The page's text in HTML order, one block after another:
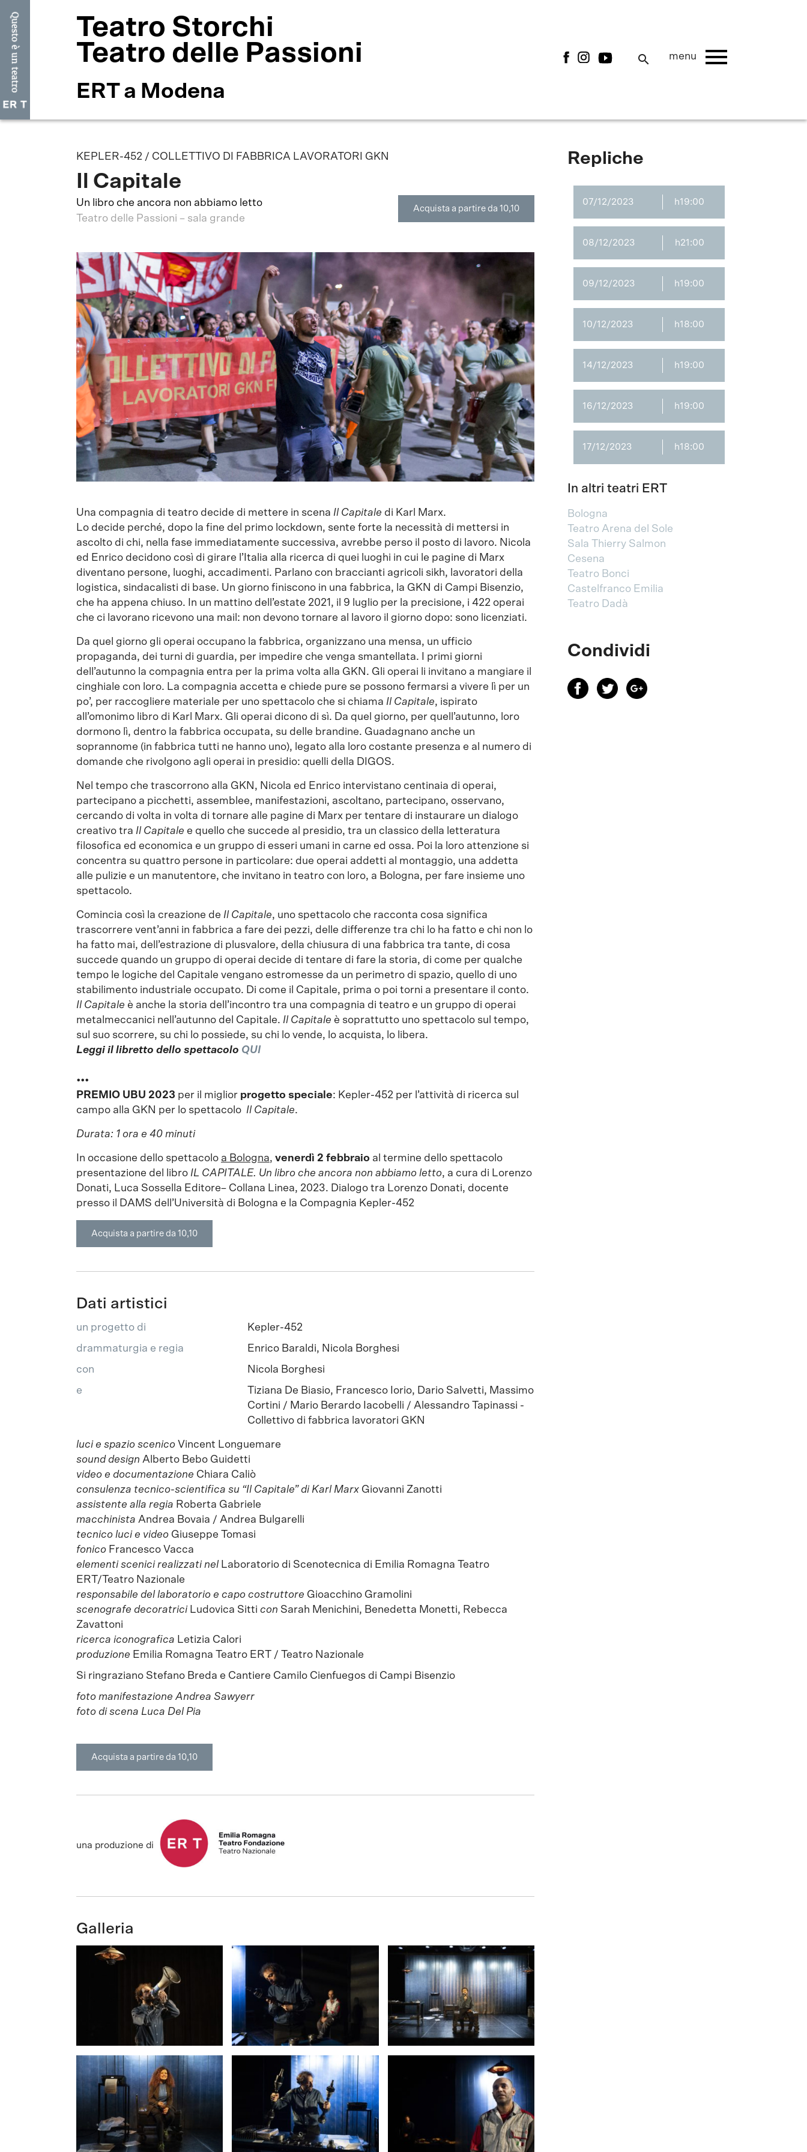
Teatro Storchi
Teatro delle Passioni
ERT a Modena
search menu menu
KEPLER-452 / COLLETTIVO DI FABBRICA LAVORATORI GKN
Il Capitale
Un libro che ancora non abbiamo letto
Teatro delle Passioni – sala grande
Acquista a partire da 10,10
Una compagnia di teatro decide di mettere in scena Il Capitale di Karl Marx.
Lo decide perché, dopo la fine del primo lockdown, sente forte la necessità di mettersi in
ascolto di chi, nella fase immediatamente successiva, avrebbe perso il posto di lavoro. Nicola
ed Enrico decidono così di girare l’Italia alla ricerca di quei luoghi in cui le pagine di Marx
diventano persone, luoghi, accadimenti. Parlano con braccianti agricoli sikh, lavoratori della
logistica, sindacalisti di base. Un giorno finiscono in una fabbrica, la GKN di Campi Bisenzio,
che ha appena chiuso. In un mattino dell’estate 2021, il 9 luglio per la precisione, i 422 operai
che ci lavorano ricevono una mail: non devono tornare al lavoro il giorno dopo: sono licenziati.
Da quel giorno gli operai occupano la fabbrica, organizzano una mensa, un ufficio
propaganda, dei turni di guardia, per impedire che venga smantellata. I primi giorni
dell’autunno la compagnia entra per la prima volta alla GKN. Gli operai li invitano a mangiare il
cinghiale con loro. La compagnia accetta e chiede pure se possono fermarsi a vivere lì per un
po’, per raccogliere materiale per uno spettacolo che si chiama Il Capitale, ispirato
all’omonimo libro di Karl Marx. Gli operai dicono di sì. Da quel giorno, per quell’autunno, loro
dormono lì, dentro la fabbrica occupata, su delle brandine. Guadagnano anche un
soprannome (in fabbrica tutti ne hanno uno), legato alla loro costante presenza e al numero di
domande che rivolgono agli operai in presidio: quelli della DIGOS.
Nel tempo che trascorrono alla GKN, Nicola ed Enrico intervistano centinaia di operai,
partecipano a picchetti, assemblee, manifestazioni, ascoltano, partecipano, osservano,
cercando di volta in volta di tornare alle pagine di Marx per tentare di instaurare un dialogo
creativo tra Il Capitale e quello che succede al presidio, tra un classico della letteratura
filosofica ed economica e un gruppo di esseri umani in carne ed ossa. Poi la loro attenzione si
concentra su quattro persone in particolare: due operai addetti al montaggio, una addetta
alle pulizie e un manutentore, che invitano in teatro con loro, a Bologna, per fare insieme uno
spettacolo.
Comincia così la creazione de Il Capitale, uno spettacolo che racconta cosa significa
trascorrere vent’anni in fabbrica a fare dei pezzi, delle differenze tra chi lo ha fatto e chi non lo
ha fatto mai, dell’estrazione di plusvalore, della chiusura di una fabbrica tra tante, di cosa
succede quando un gruppo di operai decide di tentare di fare la storia, di come per qualche
tempo le logiche del Capitale vengano estromesse da un perimetro di spazio, quello di uno
stabilimento industriale occupato. Di come il Capitale, prima o poi torni a presentare il conto.
Il Capitale è anche la storia dell’incontro tra una compagnia di teatro e un gruppo di operai
metalmeccanici nell’autunno del Capitale. Il Capitale è soprattutto uno spettacolo sul tempo,
sul suo scorrere, su chi lo possiede, su chi lo vende, lo acquista, lo libera.
Leggi il libretto dello spettacolo QUI
•••
PREMIO UBU 2023 per il miglior progetto speciale: Kepler-452 per l’attività di ricerca sul
campo alla GKN per lo spettacolo Il Capitale.
Durata: 1 ora e 40 minuti
In occasione dello spettacolo a Bologna, venerdì 2 febbraio al termine dello spettacolo
presentazione del libro IL CAPITALE. Un libro che ancora non abbiamo letto, a cura di Lorenzo
Donati, Luca Sossella Editore– Collana Linea, 2023. Dialogo tra Lorenzo Donati, docente
presso il DAMS dell’Università di Bologna e la Compagnia Kepler-452
Acquista a partire da 10,10
Dati artistici
un progetto di
Kepler-452
drammaturgia e regia
Enrico Baraldi, Nicola Borghesi
con
Nicola Borghesi
e
Tiziana De Biasio, Francesco Iorio, Dario Salvetti, Massimo
Cortini / Mario Berardo Iacobelli / Alessandro Tapinassi -
Collettivo di fabbrica lavoratori GKN
luci e spazio scenico Vincent Longuemare
sound design Alberto Bebo Guidetti
video e documentazione Chiara Caliò
consulenza tecnico-scientifica su “Il Capitale” di Karl Marx Giovanni Zanotti
assistente alla regia Roberta Gabriele
macchinista Andrea Bovaia / Andrea Bulgarelli
tecnico luci e video Giuseppe Tomasi
fonico Francesco Vacca
elementi scenici realizzati nel Laboratorio di Scenotecnica di Emilia Romagna Teatro
ERT/Teatro Nazionale
responsabile del laboratorio e capo costruttore Gioacchino Gramolini
scenografe decoratrici Ludovica Sitti con Sarah Menichini, Benedetta Monetti, Rebecca
Zavattoni
ricerca iconografica Letizia Calori
produzione Emilia Romagna Teatro ERT / Teatro Nazionale
Si ringraziano Stefano Breda e Cantiere Camilo Cienfuegos di Campi Bisenzio
foto manifestazione Andrea Sawyerr
foto di scena Luca Del Pia
Acquista a partire da 10,10
una produzione di
Galleria
Repliche
07/12/2023 h19:00
08/12/2023 h21:00
09/12/2023 h19:00
10/12/2023 h18:00
14/12/2023 h19:00
16/12/2023 h19:00
17/12/2023 h18:00
In altri teatri ERT
Bologna
Teatro Arena del Sole
Sala Thierry Salmon
Cesena
Teatro Bonci
Castelfranco Emilia
Teatro Dadà
Condividi